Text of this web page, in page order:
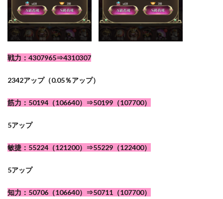
戦力：4307965⇒4310307
2342アップ（0.05％アップ）
筋力：50194（106640）⇒50199（107700）
5アップ
敏捷：55224（121200）⇒55229（122400）
5アップ
知力：50706（106640）⇒50711（107700）